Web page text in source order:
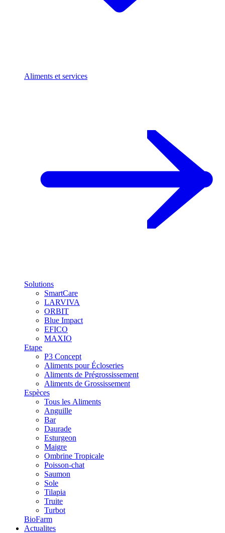
Aliments et services
Solutions
SmartCare
LARVIVA
ORBIT
Blue Impact
EFICO
MAXIO
Etape
P3 Concept
Aliments pour Écloseries
Aliments de Prégrossissement
Aliments de Grossissement
Espèces
Tous les Aliments
Anguille
Bar
Daurade
Esturgeon
Maigre
Ombrine Tropicale
Poisson-chat
Saumon
Sole
Tilapia
Truite
Turbot
BioFarm
Actualites